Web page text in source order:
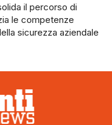
il percorso di
le competenze
sicurezza aziendale